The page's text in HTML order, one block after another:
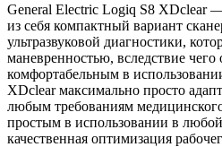
General Electric Logiq S8 XDclear
из себя компактный вариант
ультразвуковой диагностики,
маневренностью, вследствие чего
комфортабельным в
XDclear максимально просто
любым требованиям
простым в использовании в
качественная оптимизация